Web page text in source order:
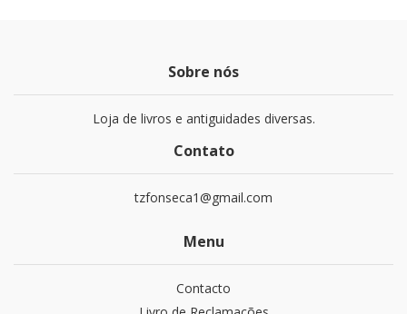
Sobre nós
Loja de livros e antiguidades diversas.
Contato
tzfonseca1@gmail.com
Menu
Contacto